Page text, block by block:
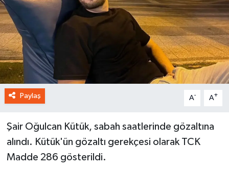
Paylaş A- A+
Şair Oğulcan Kütük, sabah saatlerinde gözaltına
alındı. Kütük'ün gözaltı gerekçesi olarak TCK
Madde 286 gösterildi.